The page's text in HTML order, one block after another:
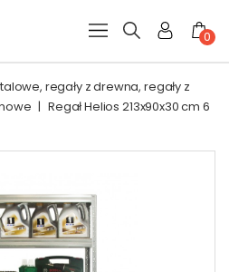
0
regały z drewna, regały z
| Regał Helios 213x90x30 cm 6